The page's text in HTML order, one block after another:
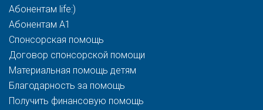
Абонентам life:)
Абонентам A1
Спонсорская помощь
Договор спонсорской помощи
Материальная помощь детям
Благодарность за помощь
Получить финансовую помощь